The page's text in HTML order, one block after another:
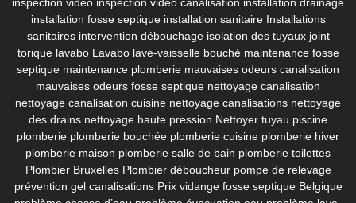
inspection vidéo inspection vidéo canalisation installation drainage
installation fosse septique installation sanitaire Installations
sanitaires intervention débouchage isolation des tuyaux joint
torique lavabo Lavabo lave-vaisselle bouché maintenance fosse
septique maintenance plomberie mauvaises odeurs canalisation
mauvaises odeurs fosse septique nettoyage canalisation
nettoyage canalisation cuisine nettoyage canalisations nettoyage
des drains nettoyage haute pression Nettoyer tuyau piscine
plomberie plomberie bouchée plomberie cuisine plomberie hiver
plomberie maison plomberie salle de bain plomberie toilettes
Plombier Bruxelles Plombier déboucheur pompe de relevage
prévention gel canalisations Prix vidange fosse septique Belgique